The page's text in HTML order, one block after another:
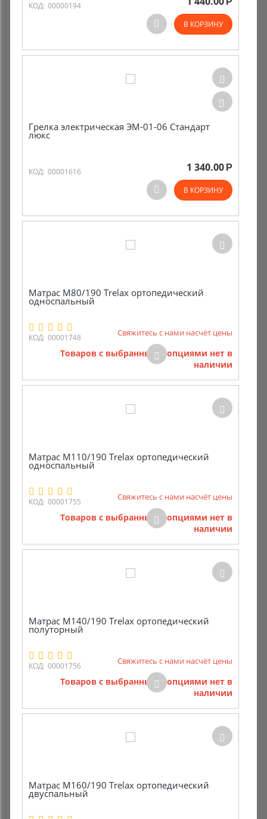
КОД: 00000194
В КОРЗИНУ
Грелка электрическая ЭМ-01-06 Стандарт
люкс
КОД: 00001616 1 340.00 Р
В КОРЗИНУ
Матрас М80/190 Trelax ортопедический
односпальный
КОД: 00001748 Свяжитесь с нами насчёт цены
Товаров с выбранными опциями нет в
наличии
Матрас М110/190 Trelax ортопедический
односпальный
КОД: 00001755 Свяжитесь с нами насчёт цены
Товаров с выбранными опциями нет в
наличии
Матрас М140/190 Trelax ортопедический
полуторный
КОД: 00001756 Свяжитесь с нами насчёт цены
Товаров с выбранными опциями нет в
наличии
Матрас М160/190 Trelax ортопедический
двуспальный